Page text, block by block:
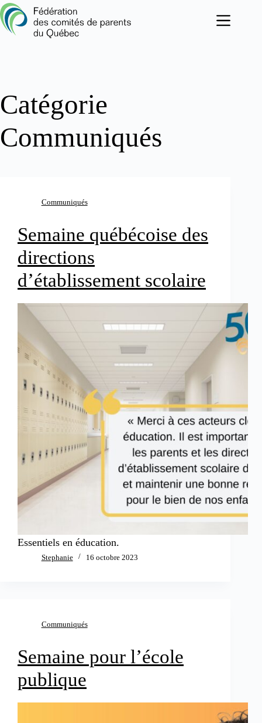
Passer
au
contenu
Catégorie
Communiqués
Communiqués
Semaine québécoise des
directions
d’établissement scolaire
Essentiels en éducation.
Stephanie 16 octobre 2023
Communiqués
Semaine pour l’école
publique